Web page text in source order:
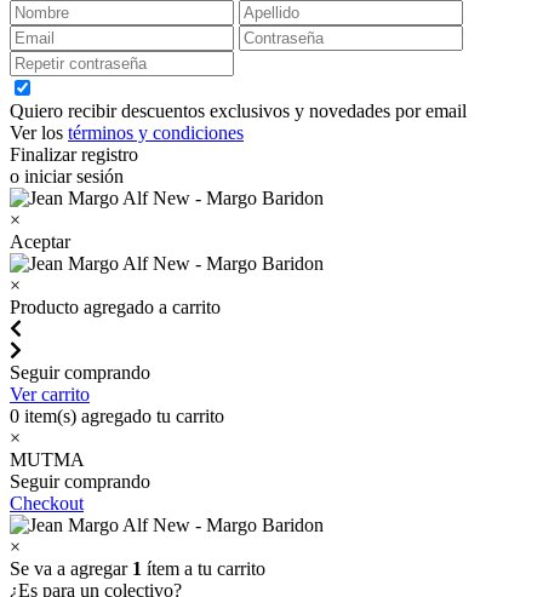
Quiero recibir descuentos exclusivos y novedades por email
Ver los términos y condiciones
Finalizar registro
o iniciar sesión
×
Aceptar
×
Producto agregado a carrito
Seguir comprando
Ver carrito
0 item(s) agregado tu carrito
×
MUTMA
Seguir comprando
Checkout
×
Se va a agregar 1 ítem a tu carrito
¿Es para un colectivo?